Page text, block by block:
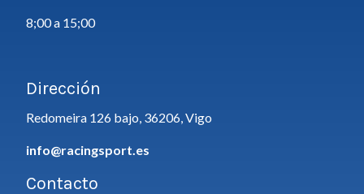
8;00 a 15;00
Dirección
Redomeira 126 bajo, 36206, Vigo
info@racingsport.es
Contacto